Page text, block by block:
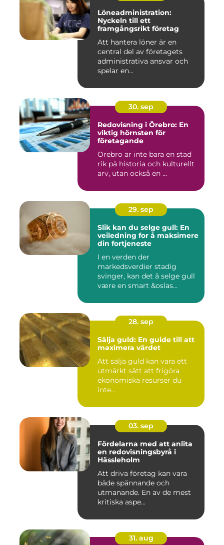
Löneadministration:
Nyckeln till ett
framgångsrikt företag
Att hantera löner är en
central del av företagets
administrativa ansvar och
spelar en...
30. sep
Redovisning i Örebro: En
viktig hörnsten för
företagande
Örebro är inte bara en stad
rik på historia och kulturellt
arv, utan också en ...
29. sep
Slik kan du selge gull: En
veiledning for å maksimere
din fortjeneste
I en verden der
markedsverdier stadig
svinger, kan det å selge gull
være en smart &oslas...
28. sep
Sälja guld: En guide till att
maximera värdet
Att sälja guld kan vara ett
utmärkt sätt att frigöra
ekonomiska resurser du
inte...
03. sep
Fördelarna med att anlita
en redovisningsbyrå i
Hässleholm
Att driva företag kan vara
både spännande och
utmanande. En av de mest
kritiska aspe...
31. aug